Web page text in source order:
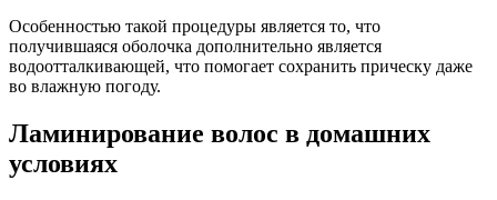
Особенностью такой процедуры является то, что
получившаяся оболочка дополнительно является
водоотталкивающей, что помогает сохранить прическу даже
во влажную погоду.
Ламинирование волос в домашних
условиях